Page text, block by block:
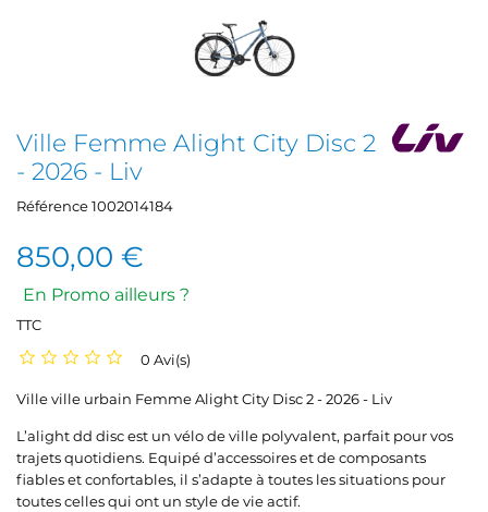
Ville Femme Alight City Disc 2
- 2026 - Liv
Référence1002014184
850,00 €
En Promo ailleurs ?
TTC
0 Avi(s)
Ville ville urbain Femme Alight City Disc 2 - 2026 - Liv
L’alight dd disc est un vélo de ville polyvalent, parfait pour vos
trajets quotidiens. Equipé d’accessoires et de composants
fiables et confortables, il s’adapte à toutes les situations pour
toutes celles qui ont un style de vie actif.